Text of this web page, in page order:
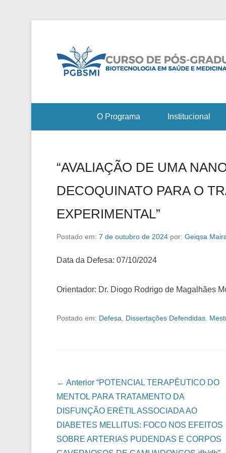
O Programa Institucional
“AVALIAÇÃO DE UMA
DECOQUINATO PARA O
EXPERIMENTAL”
Postado em: 7 de outubro de 2024 por: Geiqsa
Data da Defesa: 07/10/2024
Orientador: Dr. Diogo Rodrigo de Magalhães
Postado em: Defesa Dissertações Defendidas
Navegação das Postagens
← Anterior “POTENCIAL TERAPÊUTICO DO
MENTOL PARA TRATAMENTO DA
DISFUNÇÃO ERÉTIL ASSOCIADA AO
DIABETES MELLITUS: FOCO NOS EFEITOS
SOBRE ARTERIAS PUDENDAS E CORPOS